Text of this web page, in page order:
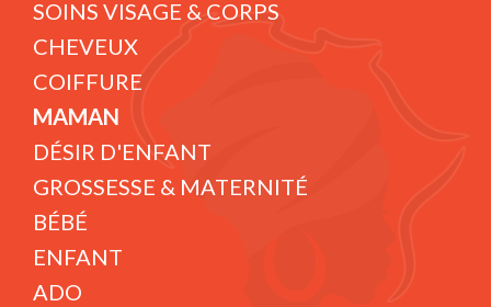
SOINS VISAGE & CORPS
CHEVEUX
COIFFURE
MAMAN
DÉSIR D'ENFANT
GROSSESSE & MATERNITÉ
BÉBÉ
ENFANT
ADO